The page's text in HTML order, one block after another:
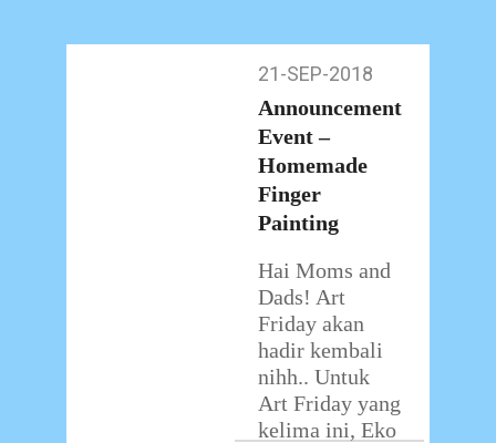
Sep-
2018
21-SEP-2018
Announcement
Event –
Homemade
Finger
Painting
Hai Moms and
Dads! Art
Friday akan
hadir kembali
nihh.. Untuk
Art Friday yang
kelima ini, Eko